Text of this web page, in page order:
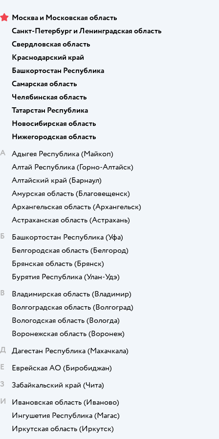
Москва и Московская область
Санкт-Петербург и Ленинградская область
Свердловская область
Краснодарский край
Башкортостан Республика
Самарская область
Челябинская область
Татарстан Республика
Новосибирская область
Нижегородская область
А
Адыгея Республика (Майкоп)
Алтай Республика (Горно-Алтайск)
Алтайский край (Барнаул)
Амурская область (Благовещенск)
Архангельская область (Архангельск)
Астраханская область (Астрахань)
Б
Башкортостан Республика (Уфа)
Белгородская область (Белгород)
Брянская область (Брянск)
Бурятия Республика (Улан-Удэ)
В
Владимирская область (Владимир)
Волгоградская область (Волгоград)
Вологодская область (Вологда)
Воронежская область (Воронеж)
Д Дагестан Республика (Махачкала)
Е
Еврейская АО (Биробиджан)
З
Забайкальский край (Чита)
И
Ивановская область (Иваново)
Ингушетия Республика (Магас)
Иркутская область (Иркутск)